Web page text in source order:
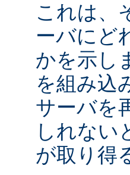
これは、
ーバにど
かを示し
を組み込
サーバを
しれない
が取り得